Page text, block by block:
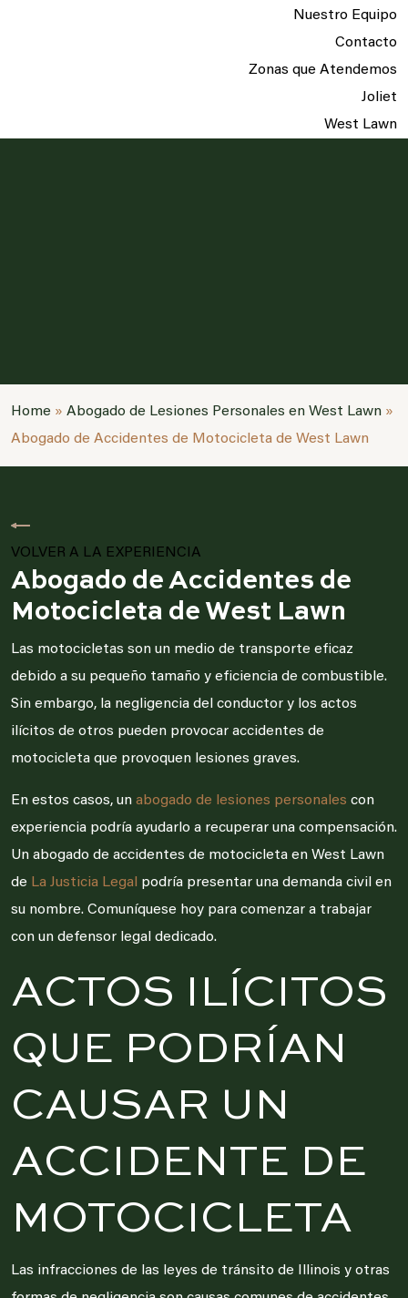
Nuestro Equipo
Contacto
Zonas que Atendemos
Joliet
West Lawn
Home » Abogado de Lesiones Personales en West Lawn »
Abogado de Accidentes de Motocicleta de West Lawn
VOLVER A LA EXPERIENCIA
Abogado de Accidentes de
Motocicleta de West Lawn
Las motocicletas son un medio de transporte eficaz
debido a su pequeño tamaño y eficiencia de combustible.
Sin embargo, la negligencia del conductor y los actos
ilícitos de otros pueden provocar accidentes de
motocicleta que provoquen lesiones graves.
En estos casos, un abogado de lesiones personales con
experiencia podría ayudarlo a recuperar una compensación.
Un abogado de accidentes de motocicleta en West Lawn
de La Justicia Legal podría presentar una demanda civil en
su nombre. Comuníquese hoy para comenzar a trabajar
con un defensor legal dedicado.
ACTOS ILÍCITOS
QUE PODRÍAN
CAUSAR UN
ACCIDENTE DE
MOTOCICLETA
Las infracciones de las leyes de tránsito de Illinois y otras